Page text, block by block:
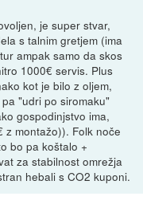
je super stvar,
s talnim gretjem (ima
ampak samo da skos
1000€ servis. Plus
kot je bilo z oljem,
"udri po siromaku"
gospodinjstvo ima,
z montažo)). Folk noče
bo pa koštalo +
za stabilnost omrežja
hebali s CO2 kuponi.